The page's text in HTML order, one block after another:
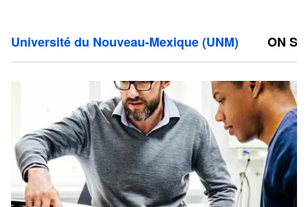
Université du Nouveau-Mexique (UNM) ON